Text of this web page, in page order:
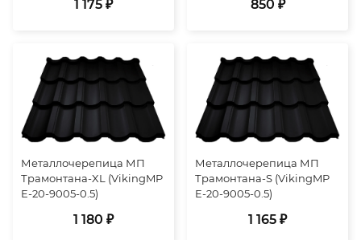
1 175 ₽ 850 ₽
Металлочерепица МП
Трамонтана-XL (VikingMP
E-20-9005-0.5)
1 180 ₽
Металлочерепица МП
Трамонтана-S (VikingMP
E-20-9005-0.5)
1 165 ₽